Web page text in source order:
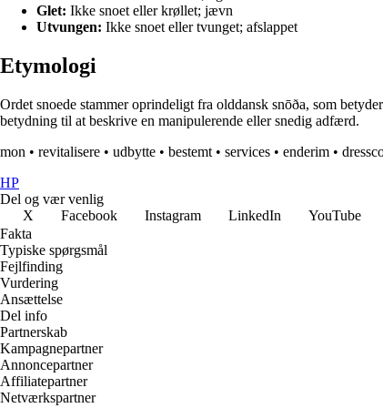
Glet: Ikke snoet eller krøllet; jævn
Utvungen: Ikke snoet eller tvunget; afslappet
Etymologi
Ordet snoede stammer oprindeligt fra olddansk snōða, som
betydning til at beskrive en manipulerende eller snedig adfærd.
mon • revitalisere • udbytte • bestemt • services • enderim •
HP
Del og vær venlig
X
Facebook Instagram LinkedIn YouTube
Fakta
Typiske spørgsmål
Fejlfinding
Vurdering
Ansættelse
Del info
Partnerskab
Kampagnepartner
Annoncepartner
Affiliatepartner
Netværkspartner